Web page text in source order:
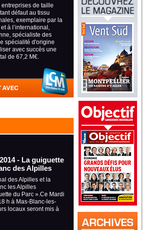
de taille
défaut au tissu
exemplaire par la
à l’international,
spécialiste des
spécialité d'origine
avec succès une
de 67,2 M€.
- La guiguette
des Alpilles
des Alpilles et la
les Alpilles
du Parc ».Ce Mardi
h à Mas-Blanc-les-
locaux seront mis à